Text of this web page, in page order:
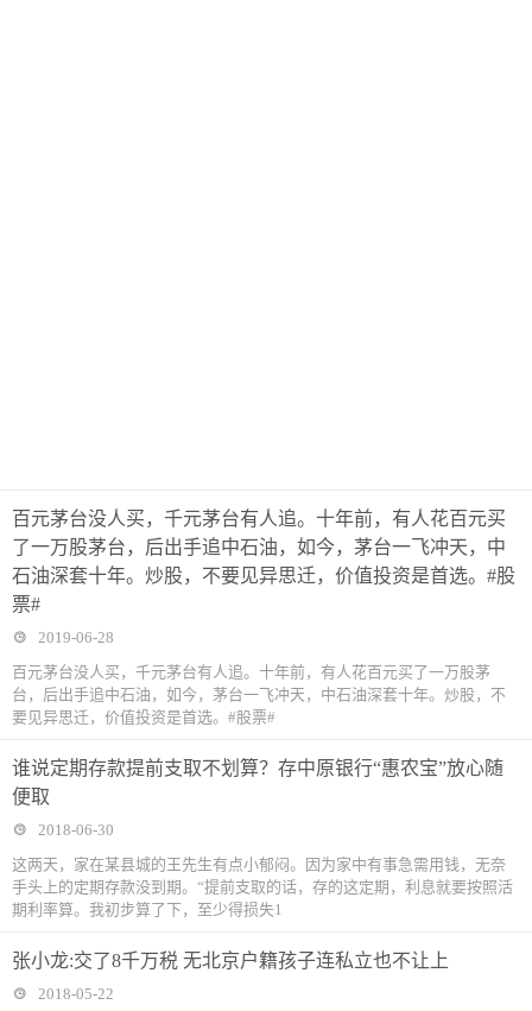
百元茅台没人买，千元茅台有人追。十年前，有人花百元买
了一万股茅台，后出手追中石油，如今，茅台一飞冲天，中
石油深套十年。炒股，不要见异思迁，价值投资是首选。#股
票#
2019-06-28
百元茅台没人买，千元茅台有人追。十年前，有人花百元买了一万股茅
台，后出手追中石油，如今，茅台一飞冲天，中石油深套十年。炒股，不
要见异思迁，价值投资是首选。#股票#
谁说定期存款提前支取不划算？存中原银行“惠农宝”放心随
便取
2018-06-30
这两天，家在某县城的王先生有点小郁闷。因为家中有事急需用钱，无奈
手头上的定期存款没到期。“提前支取的话，存的这定期，利息就要按照活
期利率算。我初步算了下，至少得损失1
张小龙:交了8千万税 无北京户籍孩子连私立也不让上
2018-05-22